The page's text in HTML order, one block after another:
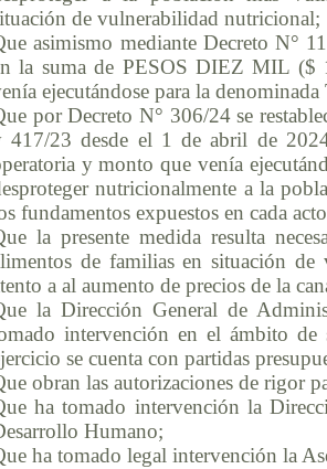
de vulnerabilidad nutricional;
asimismo mediante Decreto N°
la suma de PESOS DIEZ MIL ($
ejecutándose para la denominada
por Decreto N° 306/24 se
417/23 desde el 1 de abril de
y monto que venía
nutricionalmente a la
fundamentos expuestos en cada
la presente medida resulta
de familias en situación de
a al aumento de precios de la
la Dirección General de
intervención en el ámbito de
se cuenta con partidas
obran las autorizaciones de rigor
ha tomado intervención la
Humano;
ha tomado legal intervención la